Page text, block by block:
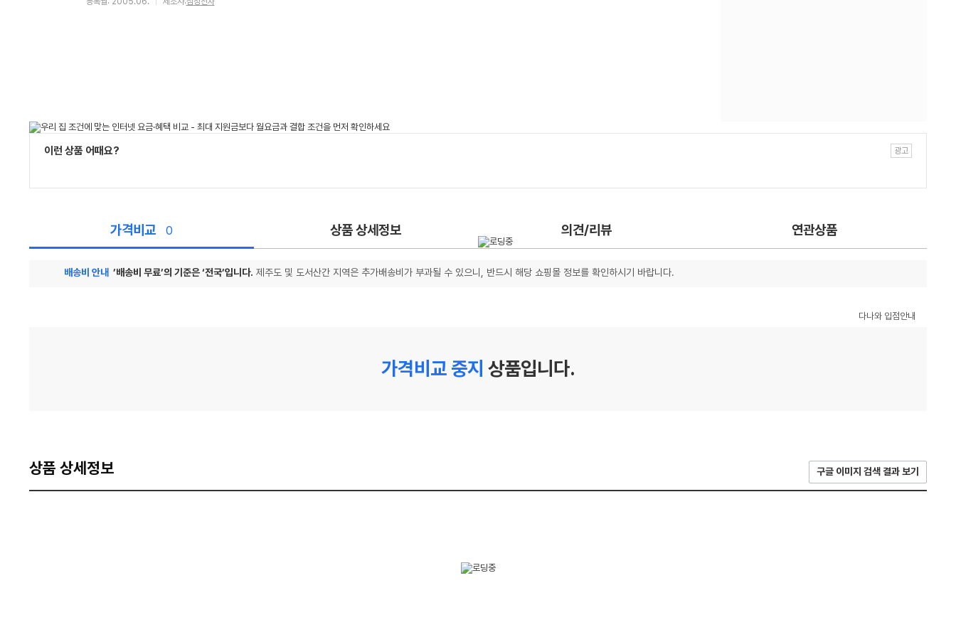
이런 상품 어때요?
가격비교 0 상품 상세정보 의견/리뷰 연관상품
배송비 안내 ’배송비 무료’의 기준은 ‘전국’입니다. 제주도 및 도서산간 지역은 추가배송비가 부과될 수 있으니, 반드시 해당 쇼핑몰 정보를 확인하시기 바랍니다.
다나와 입점안내
가격비교 중지 상품입니다.
상품 상세정보 구글 이미지 검색 결과 보기